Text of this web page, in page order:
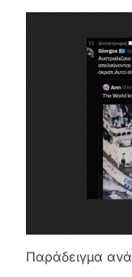
Παράδειγμα